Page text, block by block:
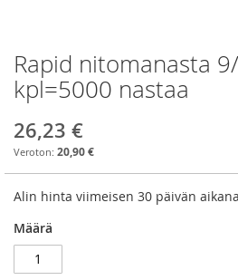
Skip
to
the
of
the
Rapid nitomanasta
kpl=5000 nastaa
26,23 €
20,90 €
Alin hinta viimeisen 30 päivän
Määrä